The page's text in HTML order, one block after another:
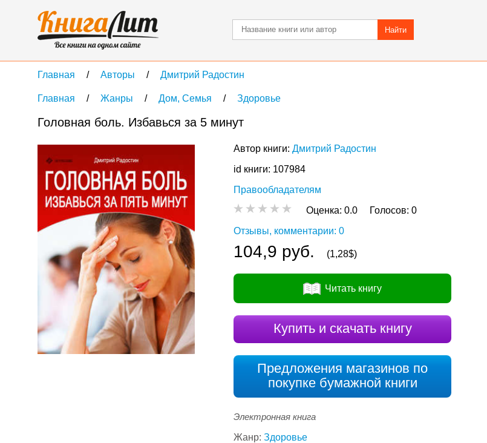
Найти
Главная Авторы Дмитрий Радостин
Главная Жанры Дом, Семья Здоровье
Головная боль. Избавься за 5 минут
Автор книги: Дмитрий Радостин
id книги: 107984
Правообладателям
Оценка: 0.0 Голосов: 0
Отзывы, комментарии: 0
104,9 руб. (1,28$)
Читать книгу
Купить и скачать книгу
Предложения магазинов по
покупке бумажной книги
Электронная книга
Жанр: Здоровье